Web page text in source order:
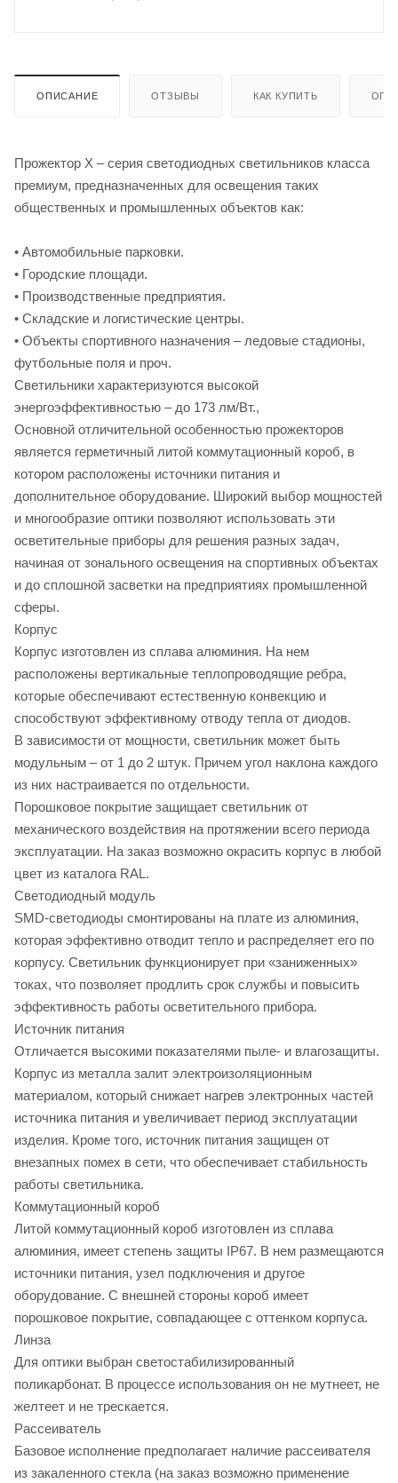
ОПИСАНИЕ ОТЗЫВЫ КАК КУПИТЬ
Прожектор Х – серия светодиодных светильников класса
премиум, предназначенных для освещения таких
общественных и промышленных объектов как:
• Автомобильные парковки.
• Городские площади.
• Производственные предприятия.
• Складские и логистические центры.
• Объекты спортивного назначения – ледовые стадионы,
футбольные поля и проч.
Светильники характеризуются высокой
энергоэффективностью – до 173 лм/Вт.,
Основной отличительной особенностью прожекторов
является герметичный литой коммутационный короб, в
котором расположены источники питания и
дополнительное оборудование. Широкий выбор мощностей
и многообразие оптики позволяют использовать эти
осветительные приборы для решения разных задач,
начиная от зонального освещения на спортивных объектах
и до сплошной засветки на предприятиях промышленной
сферы.
Корпус
Корпус изготовлен из сплава алюминия. На нем
расположены вертикальные теплопроводящие ребра,
которые обеспечивают естественную конвекцию и
способствуют эффективному отводу тепла от диодов.
В зависимости от мощности, светильник может быть
модульным – от 1 до 2 штук. Причем угол наклона каждого
из них настраивается по отдельности.
Порошковое покрытие защищает светильник от
механического воздействия на протяжении всего периода
эксплуатации. На заказ возможно окрасить корпус в любой
цвет из каталога RAL.
Светодиодный модуль
SMD-светодиоды смонтированы на плате из алюминия,
которая эффективно отводит тепло и распределяет его по
корпусу. Светильник функционирует при «заниженных»
токах, что позволяет продлить срок службы и повысить
эффективность работы осветительного прибора.
Источник питания
Отличается высокими показателями пыле- и влагозащиты.
Корпус из металла залит электроизоляционным
материалом, который снижает нагрев электронных частей
источника питания и увеличивает период эксплуатации
изделия. Кроме того, источник питания защищен от
внезапных помех в сети, что обеспечивает стабильность
работы светильника.
Коммутационный короб
Литой коммутационный короб изготовлен из сплава
алюминия, имеет степень защиты IP67. В нем размещаются
источники питания, узел подключения и другое
оборудование. С внешней стороны короб имеет
порошковое покрытие, совпадающее с оттенком корпуса.
Линза
Для оптики выбран светостабилизированный
поликарбонат. В процессе использования он не мутнеет, не
желтеет и не трескается.
Рассеиватель
Базовое исполнение предполагает наличие рассеивателя
из закаленного стекла (на заказ возможно применение